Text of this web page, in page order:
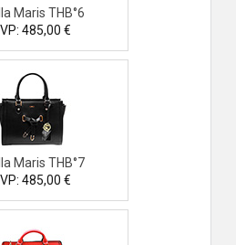
Maris THB°6
485,00 €
Maris THB°7
485,00 €